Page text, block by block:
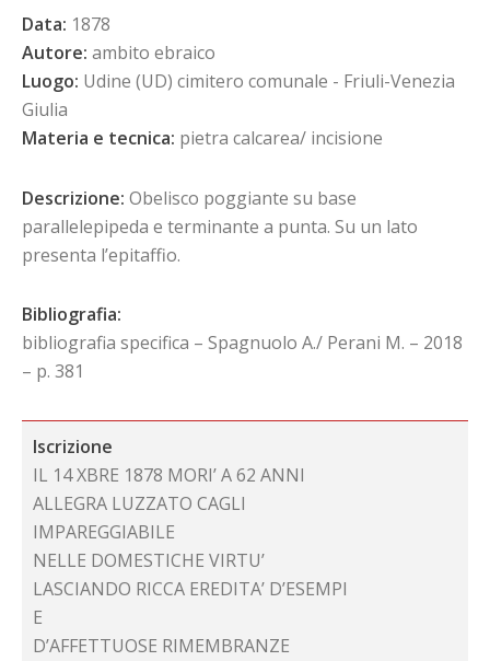
Data: 1878
Autore: ambito ebraico
Luogo: Udine (UD) cimitero comunale - Friuli-Venezia
Giulia
Materia e tecnica: pietra calcarea/ incisione
Descrizione: Obelisco poggiante su base
parallelepipeda e terminante a punta. Su un lato
presenta l’epitaffio.
Bibliografia:
bibliografia specifica – Spagnuolo A./ Perani M. – 2018
– p. 381
Iscrizione
IL 14 XBRE 1878 MORI’ A 62 ANNI
ALLEGRA LUZZATO CAGLI
IMPAREGGIABILE
NELLE DOMESTICHE VIRTU’
LASCIANDO RICCA EREDITA’ D’ESEMPI
E
D’AFFETTUOSE RIMEMBRANZE